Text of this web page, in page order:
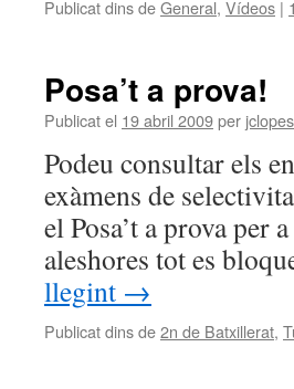
Publicat dins deGeneral, Vídeos |
Posa’t a prova!
Publicat el 19 abril 2009per
Podeu consultar els
exàmens de
el Posa’t a prova per
aleshores tot es
llegint →
Publicat dins de2n de Batxillerat,